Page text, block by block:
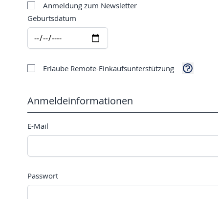
Anmeldung zum Newsletter
Geburtsdatum
Erlaube Remote-Einkaufsunterstützung
Anmeldeinformationen
E-Mail
Passwort